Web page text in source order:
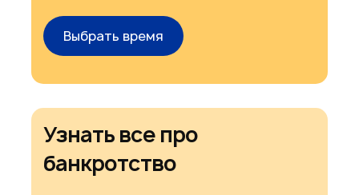
Выбрать время
Узнать все про
банкротство